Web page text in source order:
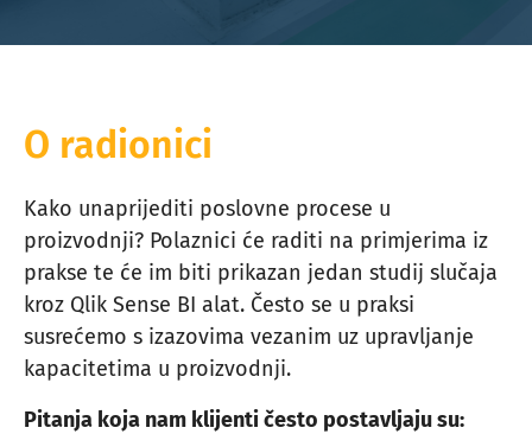
O radionici
Kako unaprijediti poslovne procese u
proizvodnji? Polaznici će raditi na primjerima iz
prakse te će im biti prikazan jedan studij slučaja
kroz Qlik Sense BI alat. Često se u praksi
susrećemo s izazovima vezanim uz upravljanje
kapacitetima u proizvodnji.
Pitanja koja nam klijenti često postavljaju su: